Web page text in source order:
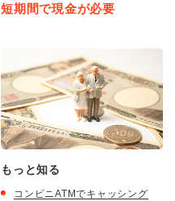
短期間で現金が必要
もっと知る
コンビニATMでキャッシング